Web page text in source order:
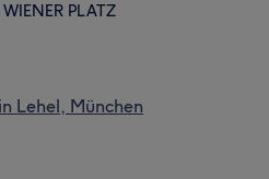
PLATZ
Lehel, München